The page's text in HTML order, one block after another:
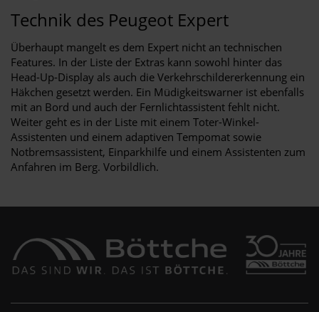
Technik des Peugeot Expert
Überhaupt mangelt es dem Expert nicht an technischen
Features. In der Liste der Extras kann sowohl hinter das
Head-Up-Display als auch die Verkehrschildererkennung ein
Häkchen gesetzt werden. Ein Müdigkeitswarner ist ebenfalls
mit an Bord und auch der Fernlichtassistent fehlt nicht.
Weiter geht es in der Liste mit einem Toter-Winkel-
Assistenten und einem adaptiven Tempomat sowie
Notbremsassistent, Einparkhilfe und einem Assistenten zum
Anfahren im Berg. Vorbildlich.